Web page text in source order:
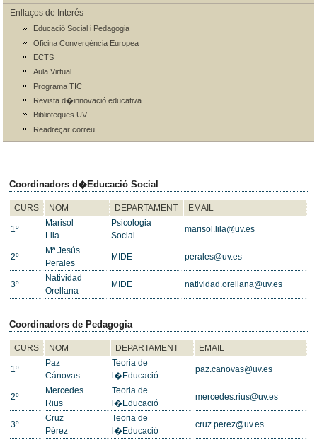
Enllaços de Interés
Educació Social i Pedagogia
Oficina Convergència Europea
ECTS
Aula Virtual
Programa TIC
Revista d�innovació educativa
Biblioteques UV
Readreçar correu
Coordinadors d�Educació Social
CURS NOM DEPARTAMENT EMAIL
1º
Marisol
Lila
Psicologia
Social
marisol.lila@uv.es
2º
Mª Jesús
Perales
MIDE perales@uv.es
3º
Natividad
Orellana
MIDE natividad.orellana@uv.es
Coordinadors de Pedagogia
CURS NOM DEPARTAMENT EMAIL
1º
Paz
Cánovas
Teoria de
l�Educació
paz.canovas@uv.es
2º
Mercedes
Rius
Teoria de
l�Educació
mercedes.rius@uv.es
3º
Cruz
Pérez
Teoria de
l�Educació
cruz.perez@uv.es